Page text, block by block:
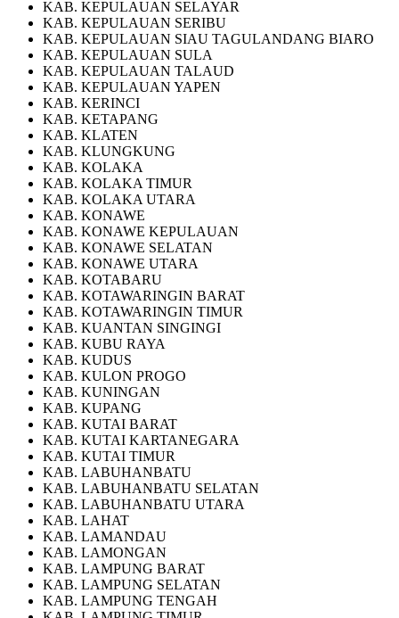
KAB. KEPULAUAN SELAYAR
KAB. KEPULAUAN SERIBU
KAB. KEPULAUAN SIAU TAGULANDANG BIARO
KAB. KEPULAUAN SULA
KAB. KEPULAUAN TALAUD
KAB. KEPULAUAN YAPEN
KAB. KERINCI
KAB. KETAPANG
KAB. KLATEN
KAB. KLUNGKUNG
KAB. KOLAKA
KAB. KOLAKA TIMUR
KAB. KOLAKA UTARA
KAB. KONAWE
KAB. KONAWE KEPULAUAN
KAB. KONAWE SELATAN
KAB. KONAWE UTARA
KAB. KOTABARU
KAB. KOTAWARINGIN BARAT
KAB. KOTAWARINGIN TIMUR
KAB. KUANTAN SINGINGI
KAB. KUBU RAYA
KAB. KUDUS
KAB. KULON PROGO
KAB. KUNINGAN
KAB. KUPANG
KAB. KUTAI BARAT
KAB. KUTAI KARTANEGARA
KAB. KUTAI TIMUR
KAB. LABUHANBATU
KAB. LABUHANBATU SELATAN
KAB. LABUHANBATU UTARA
KAB. LAHAT
KAB. LAMANDAU
KAB. LAMONGAN
KAB. LAMPUNG BARAT
KAB. LAMPUNG SELATAN
KAB. LAMPUNG TENGAH